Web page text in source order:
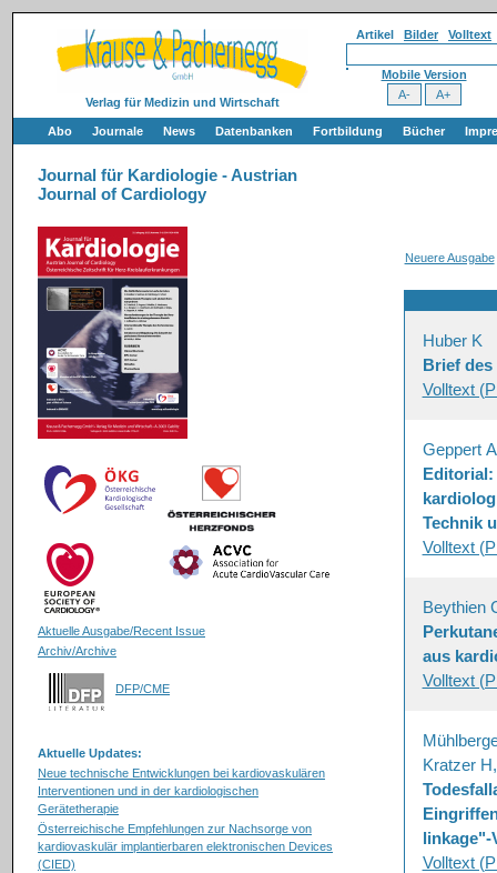
Verlag für Medizin und Wirtschaft
Artikel Bilder Volltext
Mobile Version
Abo Journale News Datenbanken Fortbildung Bücher
Journal für Kardiologie - Austrian
Journal of Cardiology
Aktuelle Ausgabe/Recent Issue
Archiv/Archive
DFP/CME
Aktuelle Updates:
Neue technische Entwicklungen bei kardiovaskulären
Interventionen und in der kardiologischen
Gerätetherapie
Österreichische Empfehlungen zur Nachsorge von
kardiovaskulär implantierbaren elektronischen Devices
(CIED)
Neuere Ausgabe
Huber K
Brief des
Volltext
Geppert A
Editorial:
Technik
Volltext
Beythien
aus
Volltext
Kratzer
linkage"-
Volltext